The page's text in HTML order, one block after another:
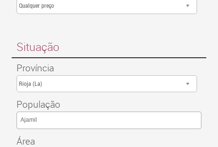
Qualquer preço
Situação
Província
Rioja (La)
População
Ajamil
Área